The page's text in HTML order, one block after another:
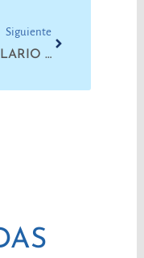
Siguiente
EL SALARIO MÍNIMO DEBIÓ SER DE $227.392